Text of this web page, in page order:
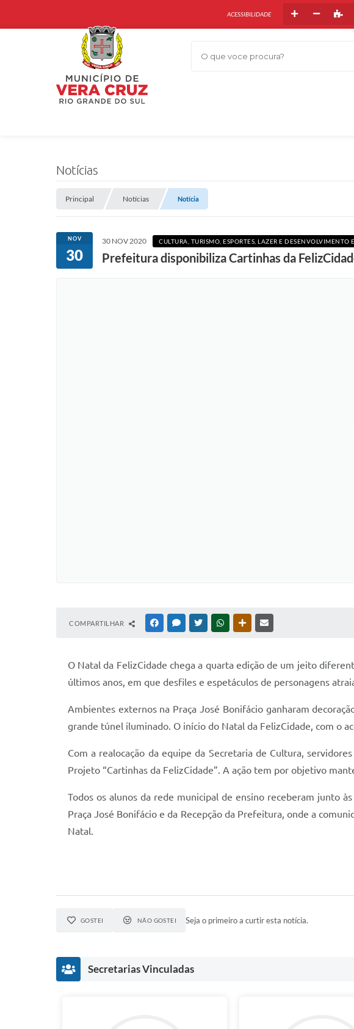
O que voce procura?
ACESSIBILIDADE
Notícias
Principal Notícias Notícia
NOV
30
30 NOV 2020 CULTURA, TURISMO, ESPORTES, LAZER E DESENVOLVIMENTO
Prefeitura disponibiliza Cartinhas da
COMPARTILHAR FACEBOOKMESSENGER
TWITTERWHATSAPPOUTRAS MÍDIAS
O Natal da FelizCidade chega a quarta edição de um jeito
últimos anos, em que desfiles e espetáculos de personagens
Ambientes externos na Praça José Bonifácio ganharam
grande túnel iluminado. O início do Natal da FelizCidade, com o
Com a realocação da equipe da Secretaria de Cultura,
Projeto “Cartinhas da FelizCidade”. A ação tem por objetivo
Todos os alunos da rede municipal de ensino receberam junto
Praça José Bonifácio e da Recepção da Prefeitura, onde a
Natal.
GOSTEI NÃO GOSTEI Seja o primeiro a curtir esta notícia.
Secretarias Vinculadas